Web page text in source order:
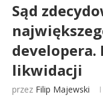
Sąd
developera.
likwidacji
przez Filip Majewski